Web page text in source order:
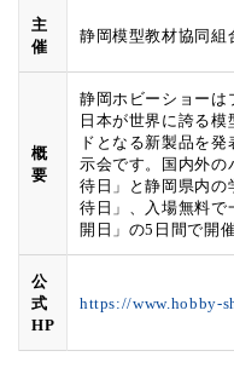
主
催
静岡模型教材協同組
概
要
静岡ホビーショーは
日本が世界に誇る
ドとなる新製品を
示会です。国内外の
待日」と静岡県内の
待日」、入場無料で
開日」の5日間で開催
公
式
HP
https://www.hobby-